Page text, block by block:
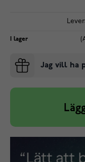
I lager
Jag vill ha